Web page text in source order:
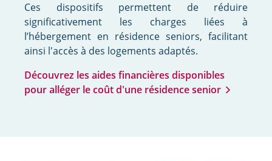
Ces dispositifs permettent de réduire
significativement les charges liées à
l’hébergement en résidence seniors, facilitant
ainsi l'accès à des logements adaptés.
Découvrez les aides financières disponibles
pour alléger le coût d'une résidence senior